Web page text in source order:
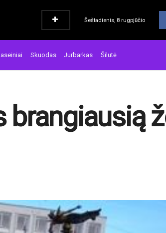
Šeštadienis, 8 rugpjūčio
Skuodas Jurbarkas Šilutė